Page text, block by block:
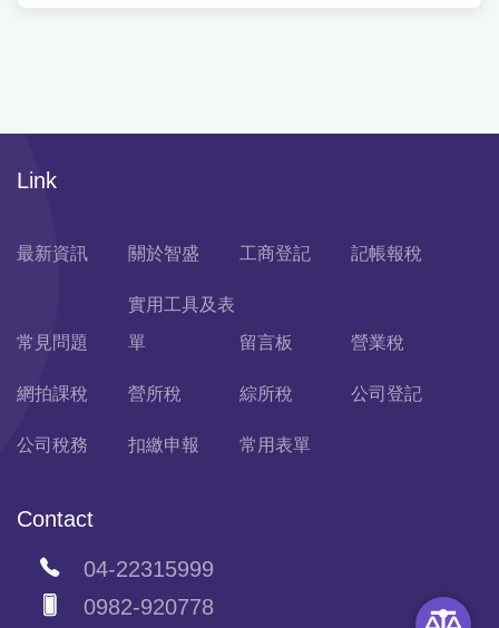
Link
最新資訊 關於智盛 工商登記 記帳報稅
常見問題
實用工具及表
單
留言板 營業稅
網拍課稅 營所稅 綜所稅 公司登記
公司稅務 扣繳申報 常用表單
Contact
04-22315999
0982-920778